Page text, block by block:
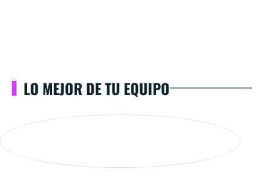
LO MEJOR DE TU EQUIPO